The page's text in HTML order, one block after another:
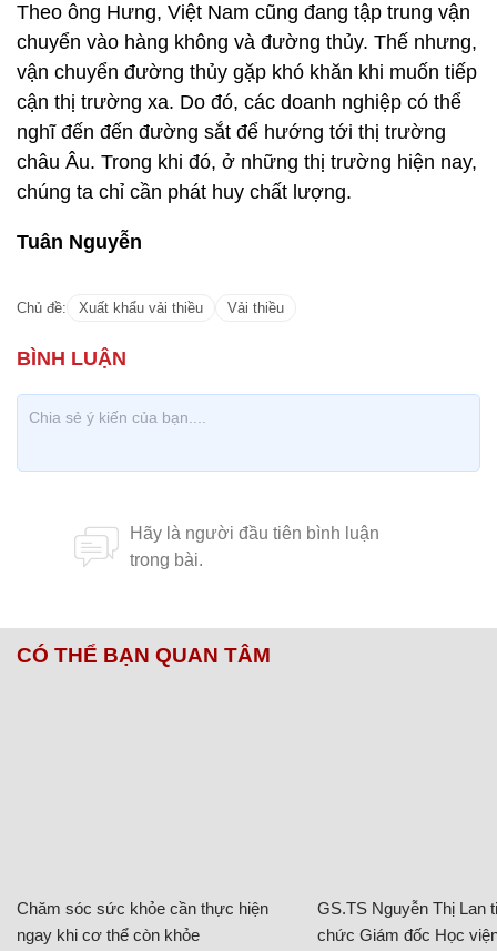
Theo ông Hưng, Việt Nam cũng đang tập trung vận
chuyển vào hàng không và đường thủy. Thế nhưng,
vận chuyển đường thủy gặp khó khăn khi muốn tiếp
cận thị trường xa. Do đó, các doanh nghiệp có thể
nghĩ đến đến đường sắt để hướng tới thị trường
châu Âu. Trong khi đó, ở những thị trường hiện nay,
chúng ta chỉ cần phát huy chất lượng.
Tuân Nguyễn
Chủ đề: Xuất khẩu vải thiều Vải thiều
CÓ THỂ BẠN QUAN TÂM
Chăm sóc sức khỏe cần thực hiện
ngay khi cơ thể còn khỏe
GS.TS Nguyễn Thị Lan
chức Giám đốc Học